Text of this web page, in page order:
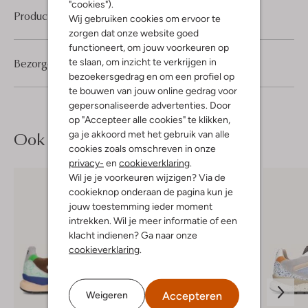
"cookies").
Wij gebruiken cookies om ervoor te
zorgen dat onze website goed
functioneert, om jouw voorkeuren op
te slaan, om inzicht te verkrijgen in
bezoekersgedrag en om een profiel op
te bouwen van jouw online gedrag voor
gepersonaliseerde advertenties. Door
op "Accepteer alle cookies" te klikken,
ga je akkoord met het gebruik van alle
cookies zoals omschreven in onze
privacy- en cookieverklaring
Wil je je voorkeuren wijzigen? Via de
cookieknop onderaan de pagina kun je
jouw toestemming ieder moment
intrekken. Wil je meer informatie of een
klacht indienen? Ga naar onze
cookieverklaring
Weigeren Accepteren
Product informatie
Bezorgen & retourneren
Ook iets voor jou?